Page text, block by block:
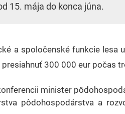
15. mája do konca júna.
a spoločenské funkcie
300 000 eur počas
minister
pôdohospodárstva a